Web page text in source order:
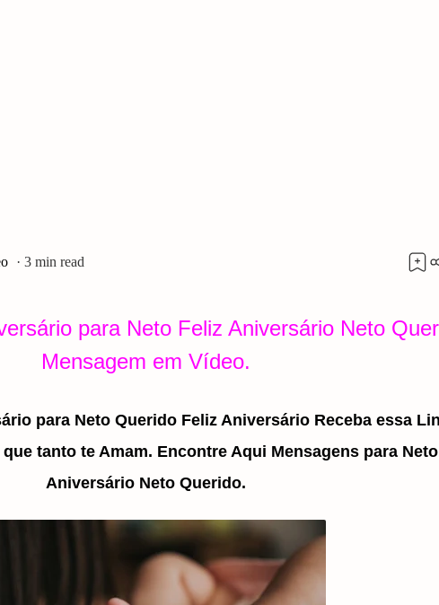
3
para Neto Feliz Aniversário Neto
Mensagem em Vídeo.
para Neto Querido Feliz Aniversário Receba essa
tanto te Amam. Encontre Aqui Mensagens para
Aniversário Neto Querido.